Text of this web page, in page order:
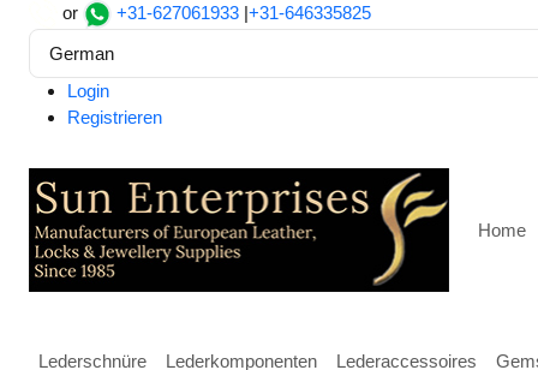
or +31-627061933 |+31-646335825
German
Login
Registrieren
Home
Lederschnüre Lederkomponenten Lederaccessoires